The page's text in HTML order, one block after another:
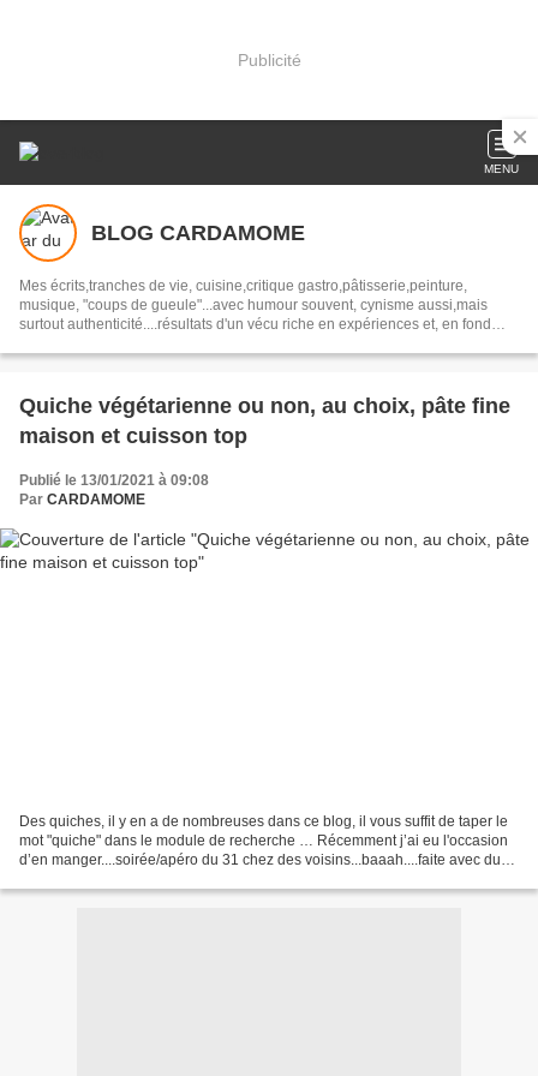
Publicité
MENU
BLOG CARDAMOME
Mes écrits,tranches de vie, cuisine,critique gastro,pâtisserie,peinture,
musique, "coups de gueule"...avec humour souvent, cynisme aussi,mais
surtout authenticité....résultats d'un vécu riche en expériences et, en fond
Quiche végétarienne ou non, au choix, pâte fine
maison et cuisson top
Publié le 13/01/2021 à 09:08
Par CARDAMOME
Des quiches, il y en a de nombreuses dans ce blog, il vous suffit de taper le
mot "quiche" dans le module de recherche … Récemment j’ai eu l'occasion
d’en manger....soirée/apéro du 31 chez des voisins...baaah....faite avec du